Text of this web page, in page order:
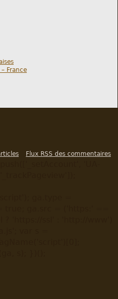
France
Flux RSS des commentaires